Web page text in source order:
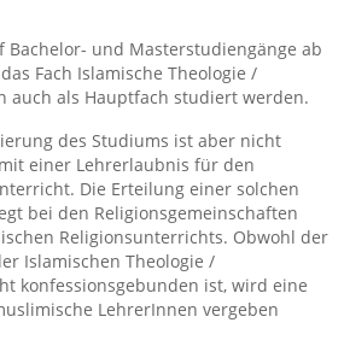
Bachelor- und Masterstudiengänge ab
Fach Islamische Theologie /
auch als Hauptfach studiert werden.
des Studiums ist aber nicht
einer Lehrerlaubnis für den
Die Erteilung einer solchen
bei den Religionsgemeinschaften
Religionsunterrichts. Obwohl der
Islamischen Theologie /
konfessionsgebunden ist, wird eine
LehrerInnen vergeben